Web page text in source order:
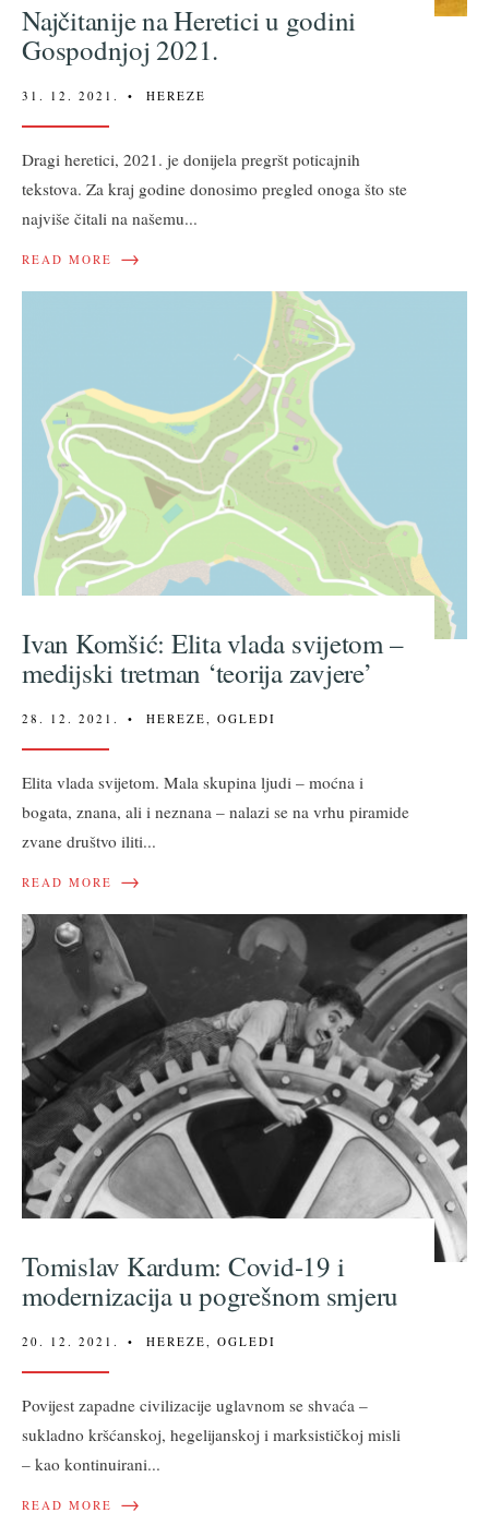
Najčitanije na Heretici u godini
Gospodnjoj 2021.
31. 12. 2021. • HEREZE
Dragi heretici, 2021. je donijela pregršt poticajnih
tekstova. Za kraj godine donosimo pregled onoga što ste
najviše čitali na našemu...
READ MORE →
Ivan Komšić: Elita vlada svijetom –
medijski tretman ‘teorija zavjere’
28. 12. 2021. • HEREZE OGLEDI
Elita vlada svijetom. Mala skupina ljudi – moćna i
bogata, znana, ali i neznana – nalazi se na vrhu piramide
zvane društvo iliti...
READ MORE →
Tomislav Kardum: Covid-19 i
modernizacija u pogrešnom smjeru
20. 12. 2021. • HEREZE OGLEDI
Povijest zapadne civilizacije uglavnom se shvaća –
sukladno kršćanskoj, hegelijanskoj i marksističkoj misli
– kao kontinuirani...
READ MORE →